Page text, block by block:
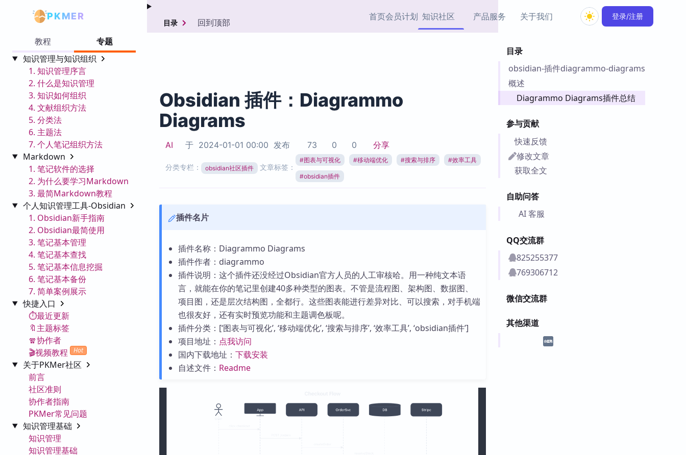
PKMER 首页会员计划 知识社区
协作者
Zotero 专题
Obsidian 专题
产品服务
Zotero 插件
Zotero 插件资源与加速
PKMer 出品的闪念笔记
挂件集市
Obsidian 教程
关于我们 登录/注册
教程
专题
知识管理与知识组织
1. 知识管理序言
2. 什么是知识管理
3. 知识如何组织
4. 文献组织方法
5. 分类法
6. 主题法
7. 个人笔记组织方法
Markdown
1. 笔记软件的选择
2. 为什么要学习Markdown
3. 最简Markdown教程
个人知识管理工具-Obsidian
1. Obsidian新手指南
2. Obsidian最简使用
3. 笔记基本管理
4. 笔记基本查找
5. 笔记基本信息挖掘
6. 笔记基本备份
7. 简单案例展示
快捷入口
⏱️最近更新
🔖主题标签
🧣协作者
🎬视频教程
Hot
关于PKMer社区
前言
社区准则
协作者指南
PKMer常见问题
知识管理基础
知识管理
知识管理基础
目录
obsidian-插件diagrammo-diagrams
概述
Diagrammo Diagrams插件总结
参与贡献
快速反馈
修改文章
获取全文
自助问答
AI 客服
QQ交流群
825255377
769306712
微信交流群
其他渠道
目录 回到顶部
Obsidian 插件：Diagrammo
Diagrams
AI 于 2024-01-01 00:00 发布 73 0 0 分享
分类专栏： obsidian社区插件 文章标签：
#图表与可视化 #移动端优化 #搜索与排序 #效率工具
#obsidian插件
插件名片
插件名称：Diagrammo Diagrams
插件作者：diagrammo
插件说明：这个插件还没经过Obsidian官方人员的人工审核哈。用一种纯文本语
言，就能在你的笔记里创建40多种类型的图表。不管是流程图、架构图、数据图、
项目图，还是层次结构图，全都行。这些图表能进行差异对比、可以搜索，对手机端
也很友好，还有实时预览功能和主题调色板呢。
插件分类：[‘图表与可视化’, ‘移动端优化’, ‘搜索与排序’, ‘效率工具’, ‘obsidian插件’]
项目地址： 点我访问
国内下载地址： 下载安装
自述文件： Readme